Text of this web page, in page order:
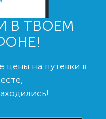
В ТВОЕМ
на путевки в